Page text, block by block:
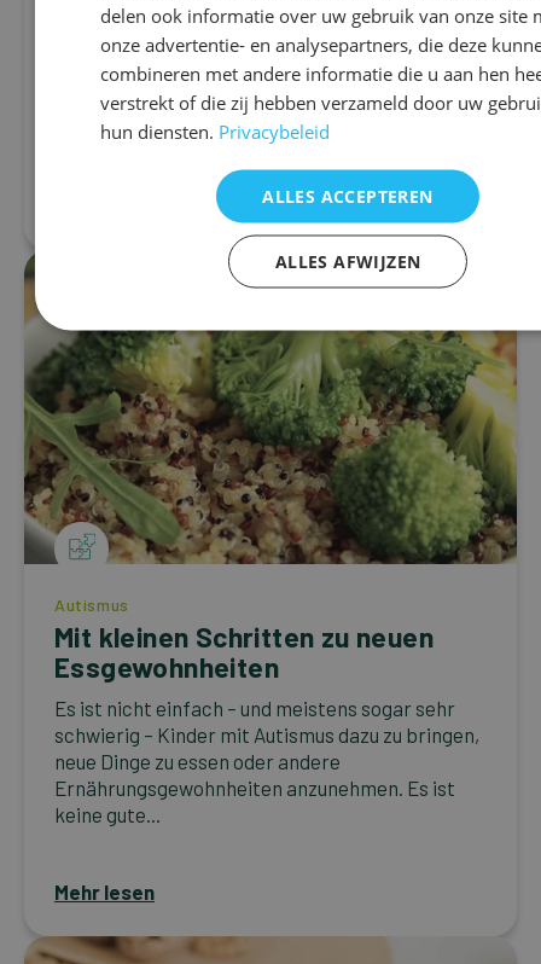
Da es keine Medikamente gibt, die Autismus an
der Wurzel behandeln, wird intensiv zu den
Wirkungen von Nahrungsergänzungsmitteln
geforscht, wie Multinährstoffen, Omega-3-
Fettsäuren...
Autismus
Mit kleinen Schritten zu neuen
Essgewohnheiten
Es ist nicht einfach – und meistens sogar sehr
schwierig – Kinder mit Autismus dazu zu bringen,
neue Dinge zu essen oder andere
Ernährungsgewohnheiten anzunehmen. Es ist
keine gute...
Mehr lesen
delen ook informatie over uw gebruik van onze site
onze advertentie- en analysepartners, die deze
combineren met andere informatie die u aan hen
verstrekt of die zij hebben verzameld door uw
hun diensten. Privacybeleid
ALLES ACCEPTEREN
ALLES AFWIJZEN